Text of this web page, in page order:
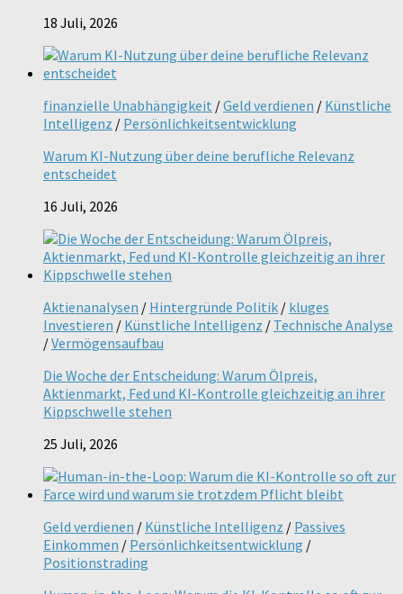
18 Juli, 2026
finanzielle Unabhängigkeit /Geld verdienen / Künstliche
Intelligenz / Persönlichkeitsentwicklung
Warum KI-Nutzung über deine berufliche Relevanz
entscheidet
16 Juli, 2026
Aktienanalysen / Hintergründe Politik / kluges
Investieren / Künstliche Intelligenz / Technische Analyse
/Vermögensaufbau
Die Woche der Entscheidung: Warum Ölpreis,
Aktienmarkt, Fed und KI-Kontrolle gleichzeitig an ihrer
Kippschwelle stehen
25 Juli, 2026
Geld verdienen / Künstliche Intelligenz / Passives
Einkommen / Persönlichkeitsentwicklung /
Positionstrading